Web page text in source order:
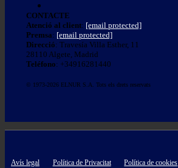
CONTACTE
Atenció al client: [email protected]
Premsa: [email protected]
Direcció: Travesía Villa Esther, 11
28110 Algete, Madrid
Teléfono: +34916281440
© 1973-2026 ELNUR S.A. Tots els drets reservats
Avís legal Política de Privacitat Política de cookies